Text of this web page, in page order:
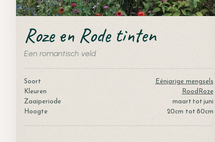
Roze en Rode tinten
Een romantisch veld
Soort
Eénjarige mengsels
Kleuren
Rood Roze
Zaaiperiode
maart tot juni
Hoogte
20cm tot 80cm